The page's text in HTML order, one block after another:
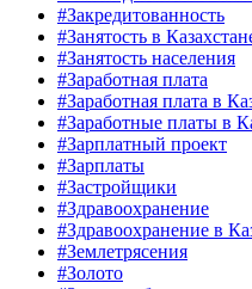
#Закредитованность
#Занятость в
#Занятость населения
#Заработная плата
#Заработная плата в
#Заработные платы в
#Зарплатный проект
#Зарплаты
#Застройщики
#Здравоохранение
#Здравоохранение в
#Землетрясения
#Золото